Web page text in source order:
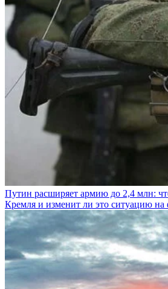
Путин расширяет армию до 2,4 млн:
Кремля и изменит ли это ситуацию на